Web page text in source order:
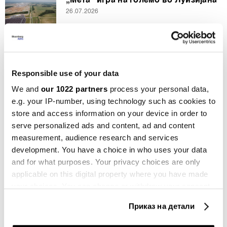
Responsible use of your data
We and our 1022 partners process your personal data,
e.g. your IP-number, using technology such as cookies to
store and access information on your device in order to
serve personalized ads and content, ad and content
measurement, audience research and services
development. You have a choice in who uses your data
and for what purposes. Your privacy choices are only
applicable on this digital property where you have made
Приказ на детали
26.07.2026
17.07.2026
СИТЕ НОВОСТИ ОД РУБРИКАТА BUSINESSWEEK ADRIA
Businessweek Adria